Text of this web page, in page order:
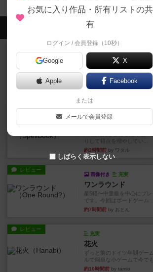
会員の新しい投稿
レビュー
長らく積みゲーになってま
レイできましたのでやってみ
32分前by くみ
レビュー
充実
宵と暁の呪文書
4/5点呪文を修得したり使い
りして得点を増やしてい...
約3時間前 by ワタル
レビュー
画像付き 充実
ワンラウンド
星5軽〜中量級を中心にプ
です。今回はボードゲーム...
約7時間前 by おとん
レビュー
充実
花火
ずっと前のドイツ年間ゲー
ルで簡単な小ゲームで今でも
約10時間前 by tamio
お気に入り作品・所有リストの共
有
ログイン / 会員登録（10秒）
Google X
Apple Facebook
または
メールで会員登録
しばらく表示しない